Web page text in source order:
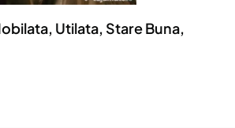
Utilata, Stare Buna,